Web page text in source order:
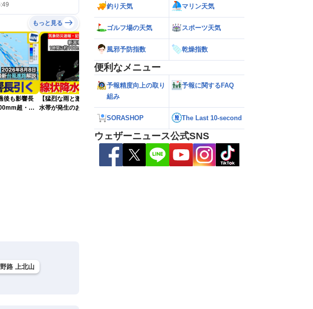
もっと見る
後も影響長
超・高
【猛烈な雨と激しい雷雨】新潟は線状降
水帯が発生のおそれも＜気象防災速報・ それ 接近後はゲリラ雷雨の頻度高まる
路 上北山
釣り天気 マリン天気
ゴルフ場の天気 スポーツ天気
風邪予防指数 乾燥指数
便利なメニュー
予報精度向上の取り
組み
予報に関するFAQ
SORASHOP The Last 10-second
ウェザーニュース公式SNS